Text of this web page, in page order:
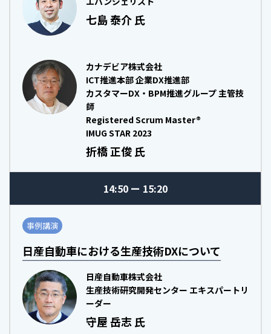
七島 泰介 氏
カナデビア株式会社
ICT推進本部 企業DX推進部
カスタマーDX・BPM推進グループ 主管技
師
Registered Scrum Master®
IMUG STAR 2023
折橋 正俊 氏
14:50 15:20
事例講演
日産自動車における生産技術DXについて
日産自動車株式会社
生産技術研究開発センター エキスパートリ
ーダー
守屋 岳志 氏